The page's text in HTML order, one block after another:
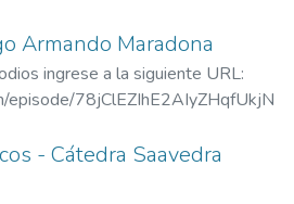
Armando Maradona
ingrese a la siguiente URL:
episode/78jClEZIhE2AIyZHqfUkjN
- Cátedra Saavedra